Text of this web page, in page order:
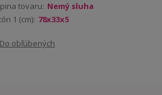
tovaru: Nemý sluha
1 (cm): 78x33x5
Do obľúbených